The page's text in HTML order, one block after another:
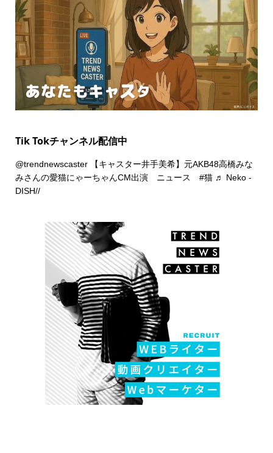
Tik Tokチャンネル配信中
@trendnewscaster【キャスター井手美希】元AKB48高橋みな
みさんの愛猫にゃーちゃんCM出演 ニュース #猫 ♬ Neko -
DISH//